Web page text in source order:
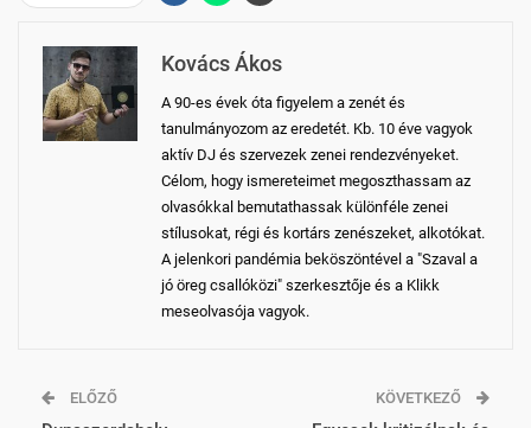
Kovács Ákos
A 90-es évek óta figyelem a zenét és
tanulmányozom az eredetét. Kb. 10 éve vagyok
aktív DJ és szervezek zenei rendezvényeket.
Célom, hogy ismereteimet megoszthassam az
olvasókkal bemutathassak különféle zenei
stílusokat, régi és kortárs zenészeket, alkotókat.
A jelenkori pandémia beköszöntével a "Szaval a
jó öreg csallóközi" szerkesztője és a Klikk
meseolvasója vagyok.
ELŐZŐ KÖVETKEZŐ